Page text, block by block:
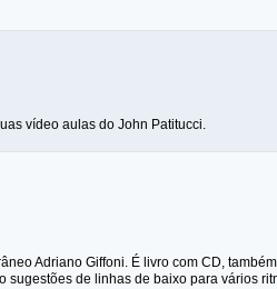
vídeo aulas do John Patitucci.
Adriano Giffoni. É livro com CD,
de linhas de baixo para vários